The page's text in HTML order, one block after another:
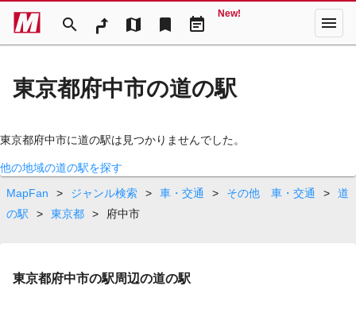
search map bookmark event_note
New! menu
東京都府中市の道の駅
東京都府中市に道の駅は見つかりませんでした。
他の地域の道の駅を探す
MapFan
> ジャンル検索 > 車・交通 > その他 車・交通 >
道
の駅
> 東京都 > 府中市
東京都府中市の駅周辺の道の駅